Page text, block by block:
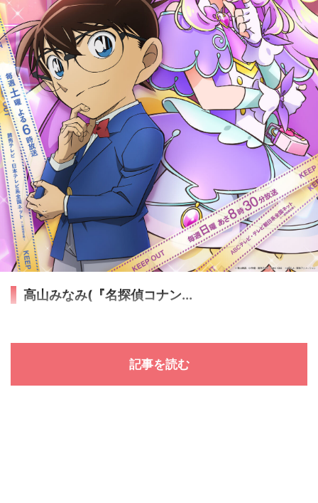
高山みなみ(『名探偵コナン...
記事を読む